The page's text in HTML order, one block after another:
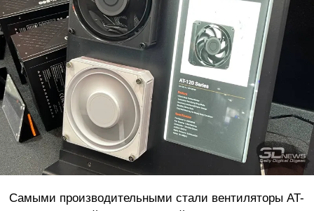
Самыми производительными стали вентиляторы AT-